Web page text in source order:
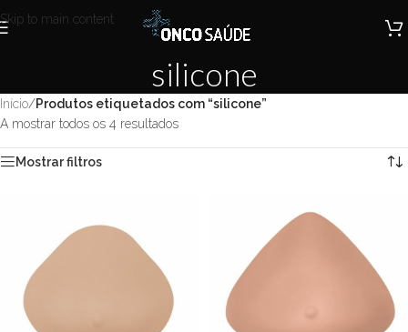
Skip to main content
silicone
Início/Produtos etiquetados com “silicone”
A mostrar todos os 4 resultados
Mostrar filtros